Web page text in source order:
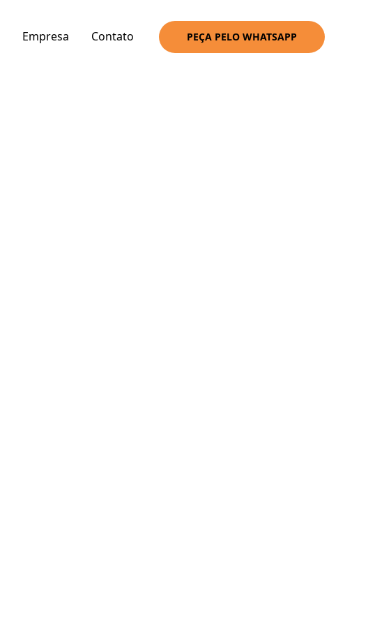
Empresa Contato PEÇA PELO WHATSAPP